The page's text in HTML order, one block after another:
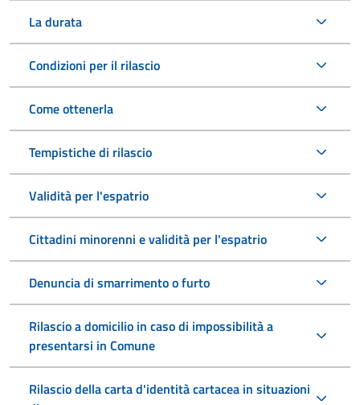
La durata
Condizioni per il rilascio
Come ottenerla
Tempistiche di rilascio
Validità per l'espatrio
Cittadini minorenni e validità per l'espatrio
Denuncia di smarrimento o furto
Rilascio a domicilio in caso di impossibilità a
presentarsi in Comune
Rilascio della carta d'identità cartacea in situazioni